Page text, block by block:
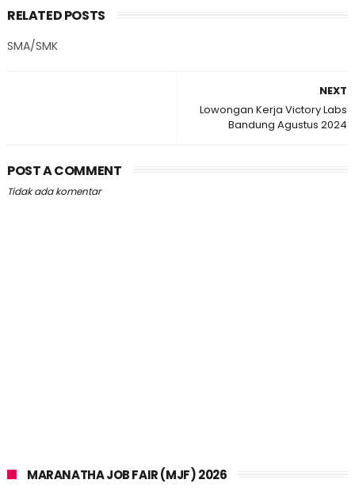
RELATED POSTS
SMA/SMK
NEXT
Lowongan Kerja Victory Labs
Bandung Agustus 2024
POST A COMMENT
Tidak ada komentar
MARANATHA JOB FAIR (MJF) 2026